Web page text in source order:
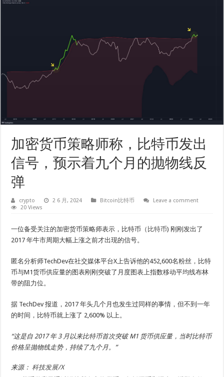
加密货币策略师称，比特币发出
信号，预示着九个月的抛物线反
弹
crypto 2 6 月, 2024 Bitcoin比特币
Leave a comment
20 Views
一位备受关注的加密货币策略师表示，比特币（ 比特币) 刚刚发出了
2017 年牛市周期大幅上涨之前才出现的信号。
匿名分析师TechDev在社交媒体平台X上告诉他的452,600名粉丝，比特
币与M1货币供应量的图表刚刚突破了月度图表上指数移动平均线布林
带的阻力位。
据 TechDev 报道，2017 年头几个月也发生过同样的事情，但不到一年
的时间，比特币就上涨了 2,600% 以上。
“这是自 2017 年 3 月以来比特币首次突破 M1 货币供应量，当时比特币
价格呈抛物线走势，持续了九个月。”
来源：科技发展/X